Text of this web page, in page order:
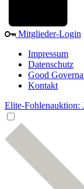
Mitglieder-Login
Impressum
Datenschutz
Good
Kontakt
Elite-Fohlenauktion: